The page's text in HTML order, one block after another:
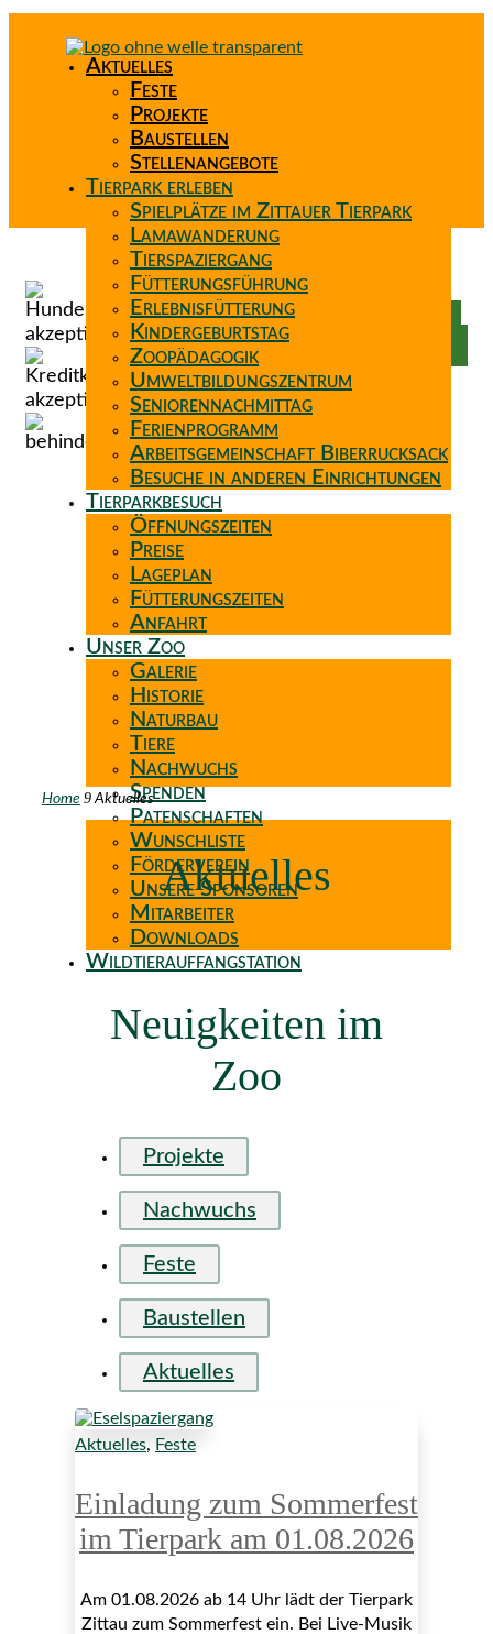
Aktuelles
Feste
Projekte
Baustellen
Stellenangebote
Tierpark erleben
Spielplätze im Zittauer Tierpark
Lamawanderung
Tierspaziergang
Fütterungsführung
Erlebnisfütterung
Kindergeburtstag
Zoopädagogik
Umweltbildungszentrum
Seniorennachmittag
Ferienprogramm
Arbeitsgemeinschaft Biberrucksack
Besuche in anderen Einrichtungen
Tierparkbesuch
Öffnungszeiten
Preise
Lageplan
Fütterungszeiten
Anfahrt
Unser Zoo
Galerie
Historie
Naturbau
Tiere
Nachwuchs
Spenden
Patenschaften
Wunschliste
Förderverein
Unsere Sponsoren
Mitarbeiter
Downloads
Wildtierauffangstation
Home 9 Aktuelles
Aktuelles
Neuigkeiten im
Zoo
Projekte
Nachwuchs
Feste
Baustellen
Aktuelles
Aktuelles, Feste
Einladung zum Sommerfest
im Tierpark am 01.08.2026
Am 01.08.2026 ab 14 Uhr lädt der Tierpark
Zittau zum Sommerfest ein. Bei Live-Musik